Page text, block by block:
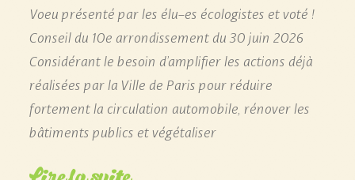
Voeu présenté par les élu-es écologistes et voté !
Conseil du 10e arrondissement du 30 juin 2026
Considérant le besoin d’amplifier les actions déjà
réalisées par la Ville de Paris pour réduire
fortement la circulation automobile, rénover les
bâtiments publics et végétaliser